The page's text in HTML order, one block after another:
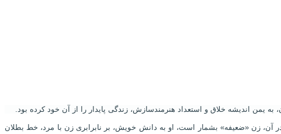
آن، زن «ضعیفه» بشمار است، او به دانش خویش، بر نابرابری زن با مرد، خط بطلان